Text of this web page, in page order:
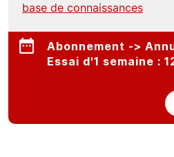
base de connaissances
Abonnement ->
Essai d'1 semaine :